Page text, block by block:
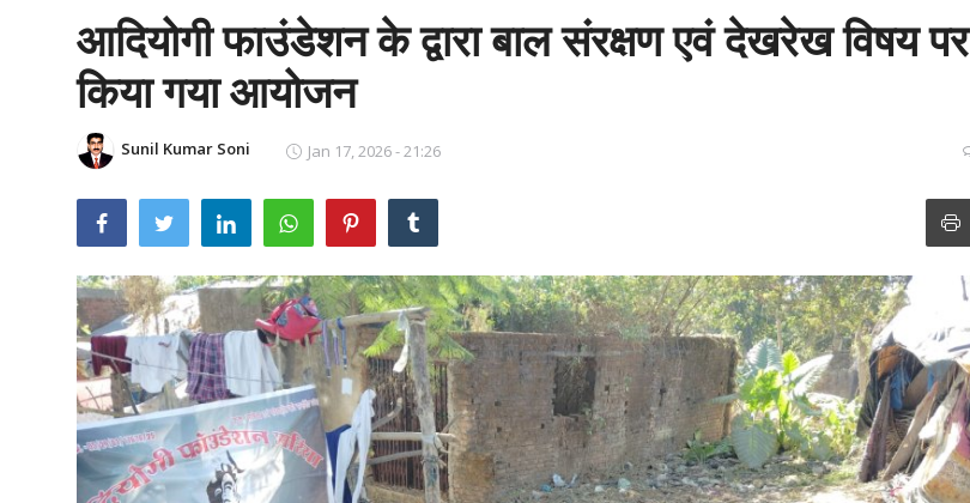
मध्यप्रदेश
Contact
आदियोगी फाउंडेशन के द्वारा बाल संरक्षण एवं देखरेख विषय पर
किया गया आयोजन
Sunil Kumar Soni Jan 17, 2026 - 21:26